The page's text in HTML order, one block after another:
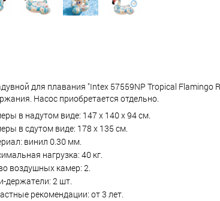
для плавания "Intex 57559NP Tropical
Насос приобретается отдельно.
в надутом виде: 147 х 140 х 94 см.
в сдутом виде: 178 х 135 см.
винил 0.30 мм.
нагрузка: 40 кг.
воздушных камер: 2.
держатели: 2 шт.
рекомендации: от 3 лет.